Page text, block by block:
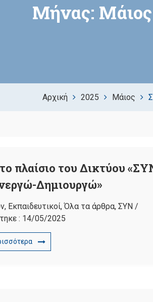
Μήνας:
Αρχική 2025 Μάιος
πλαίσιο του Δικτύου
Δημιουργώ»
, Εκπαιδευτικοί,Όλα τα άρθρα, ΣΥΝ/
: 14/05/2025